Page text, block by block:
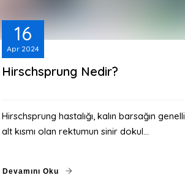
16
Apr 2024
Hirschsprung Nedir?
Hirschsprung hastalığı, kalın barsağın
alt kısmı olan rektumun sinir dokul…
Devamını Oku